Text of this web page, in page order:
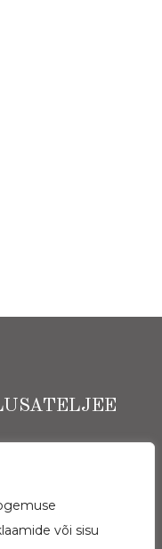
või sisu
mnt 13, Tallinn
11765964